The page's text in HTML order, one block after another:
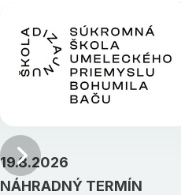
NÁHRADNÝ TERMÍN
19.8.2026Predchádzajúci